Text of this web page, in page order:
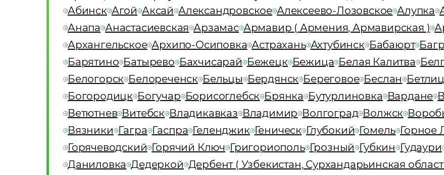
Абинск Агой Аксай Александровское Алексеево-Лозовское Алупка
Анапа Анастасиевская Арзамас Армавир ( Армения, Армавирская )
Архангельское Архипо-Осиповка Астрахань Ахтубинск Бабаюрт
Барятино Батырево Бахчисарай Бежецк Бежица Белая Калитва
Белогорск Белореченск Бельцы Бердянск Береговое Беслан
Богородицк Богучар Борисоглебск Брянка Бутурлиновка Вардане
Ветютнев Витебск Владикавказ Владимир Волгоград Волжск
Вязники Гагра Гаспра Геленджик Геническ Глубокий Гомель Горное
Горячеводский Горячий Ключ Григориополь Грозный Губкин Гудаури
Даниловка Дедеркой Дербент ( Узбекистан, Сурхандарьинская